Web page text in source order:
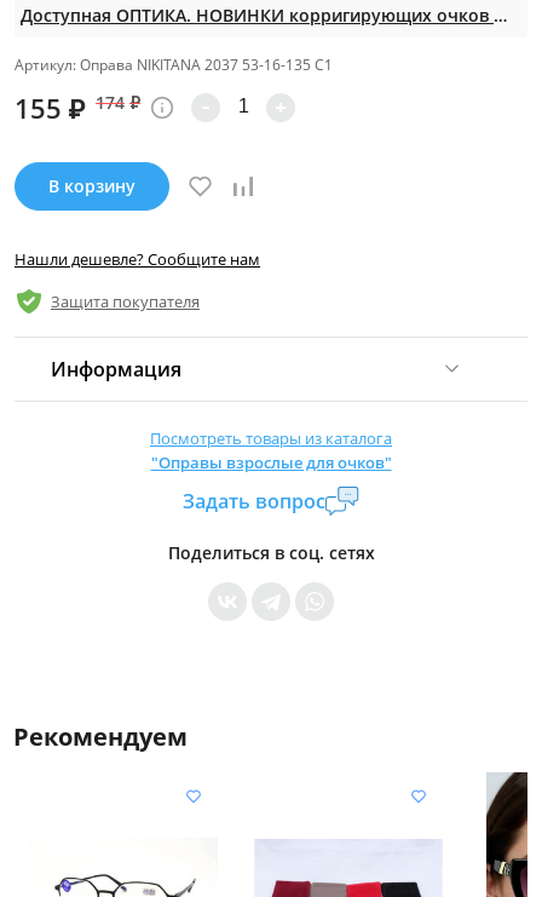
Доступная ОПТИКА. НОВИНКИ корригирующих очков по СУПЕР ценам. Таких нет на МП.
Артикул: Оправа NIKITANA 2037 53-16-135 С1
155 ₽ 174 ₽
В корзину
Нашли дешевле? Сообщите нам
Защита покупателя
Информация
Страна производитель:Китай
Уровень доступа:0
* Общие условия читайте в правилах сайта
Посмотреть товары из каталога
"Оправы взрослые для очков"
Задать вопрос
Поделиться в соц. сетях
Рекомендуем